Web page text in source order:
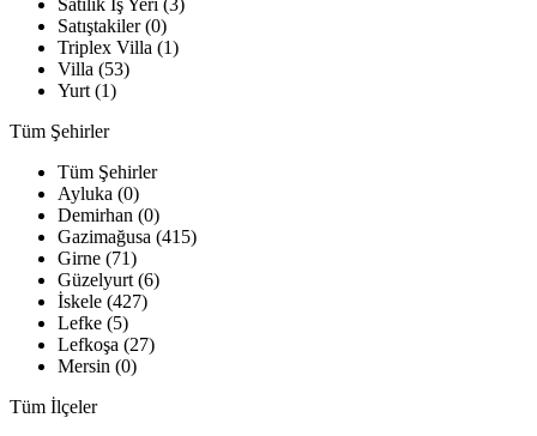
Satılık Iş Yeri (3)
Satıştakiler (0)
Triplex Villa (1)
Villa (53)
Yurt (1)
Tüm Şehirler
Tüm Şehirler
Ayluka (0)
Demirhan (0)
Gazimağusa (415)
Girne (71)
Güzelyurt (6)
İskele (427)
Lefke (5)
Lefkoşa (27)
Mersin (0)
Tüm İlçeler